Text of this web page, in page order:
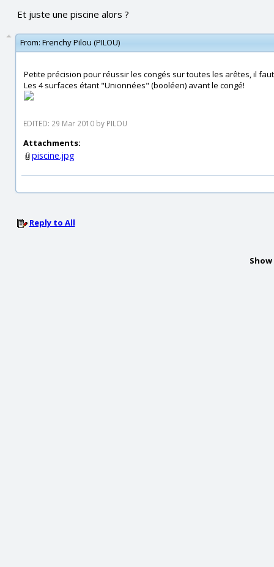
Et juste une piscine alors ?
From: Frenchy Pilou (PILOU)
Petite précision pour réussir les congés sur toutes les arêtes, il
Les 4 surfaces étant "Unionnées" (booléen) avant le congé!
EDITED: 29 Mar 2010 by PILOU
Attachments:
piscine.jpg
Reply to All